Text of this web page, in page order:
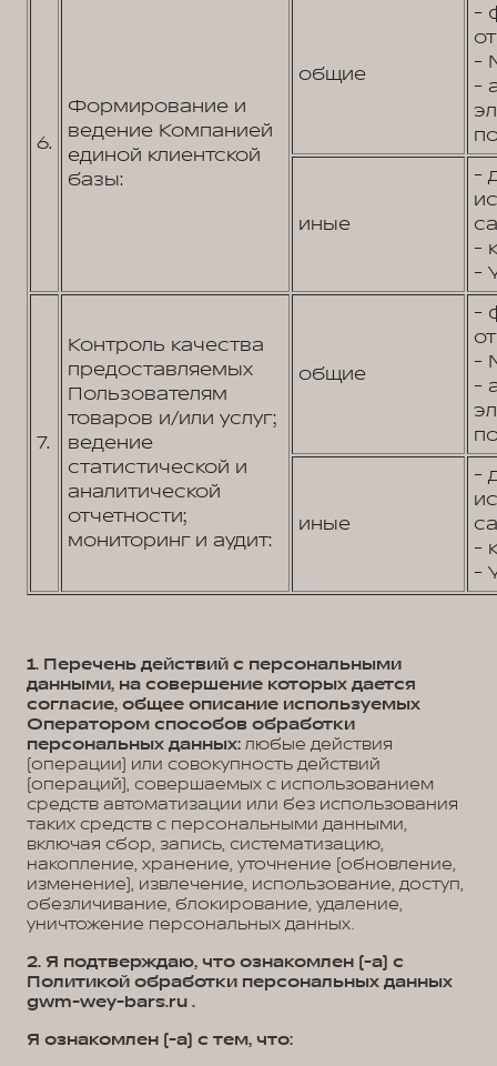
6.
Формирование и
ведение Компанией
единой клиентской
базы:
общие
-
-
-
иные
-
-
-
7.
Контроль качества
предоставляемых
Пользователям
товаров и/или услуг;
ведение
статистической и
аналитической
отчетности;
мониторинг и аудит:
общие
-
-
-
иные
-
-
-
1. Перечень действий с персональными
данными, на совершение которых дается
согласие, общее описание используемых
Оператором способов обработки
персональных данных: любые действия
(операции) или совокупность действий
(операций), совершаемых с использованием
средств автоматизации или без использования
таких средств с персональными данными,
включая сбор, запись, систематизацию,
накопление, хранение, уточнение (обновление,
изменение), извлечение, использование, доступ,
обезличивание, блокирование, удаление,
уничтожение персональных данных.
2. Я подтверждаю, что ознакомлен (-а) с
Политикой обработки персональных данных
gwm-wey-bars.ru .
Я ознакомлен (-а) с тем, что: